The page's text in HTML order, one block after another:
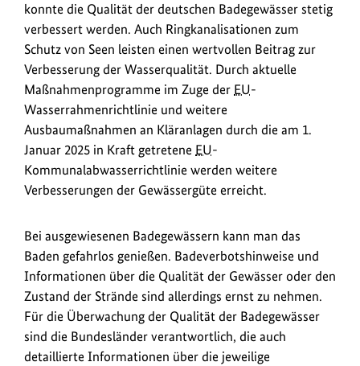
konnte die Qualität der deutschen Badegewässer stetig
verbessert werden. Auch Ringkanalisationen zum
Schutz von Seen leisten einen wertvollen Beitrag zur
Verbesserung der Wasserqualität. Durch aktuelle
Maßnahmenprogramme im Zuge der EU-
Wasserrahmenrichtlinie und weitere
Ausbaumaßnahmen an Kläranlagen durch die am 1.
Januar 2025 in Kraft getretene EU-
Kommunalabwasserrichtlinie werden weitere
Verbesserungen der Gewässergüte erreicht.
Bei ausgewiesenen Badegewässern kann man das
Baden gefahrlos genießen. Badeverbotshinweise und
Informationen über die Qualität der Gewässer oder den
Zustand der Strände sind allerdings ernst zu nehmen.
Für die Überwachung der Qualität der Badegewässer
sind die Bundesländer verantwortlich, die auch
detaillierte Informationen über die jeweilige